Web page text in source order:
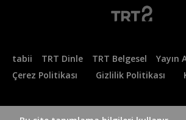
tabii TRT Dinle TRT Belgesel Yayın
Çerez Politikası
Gizlilik Politikası